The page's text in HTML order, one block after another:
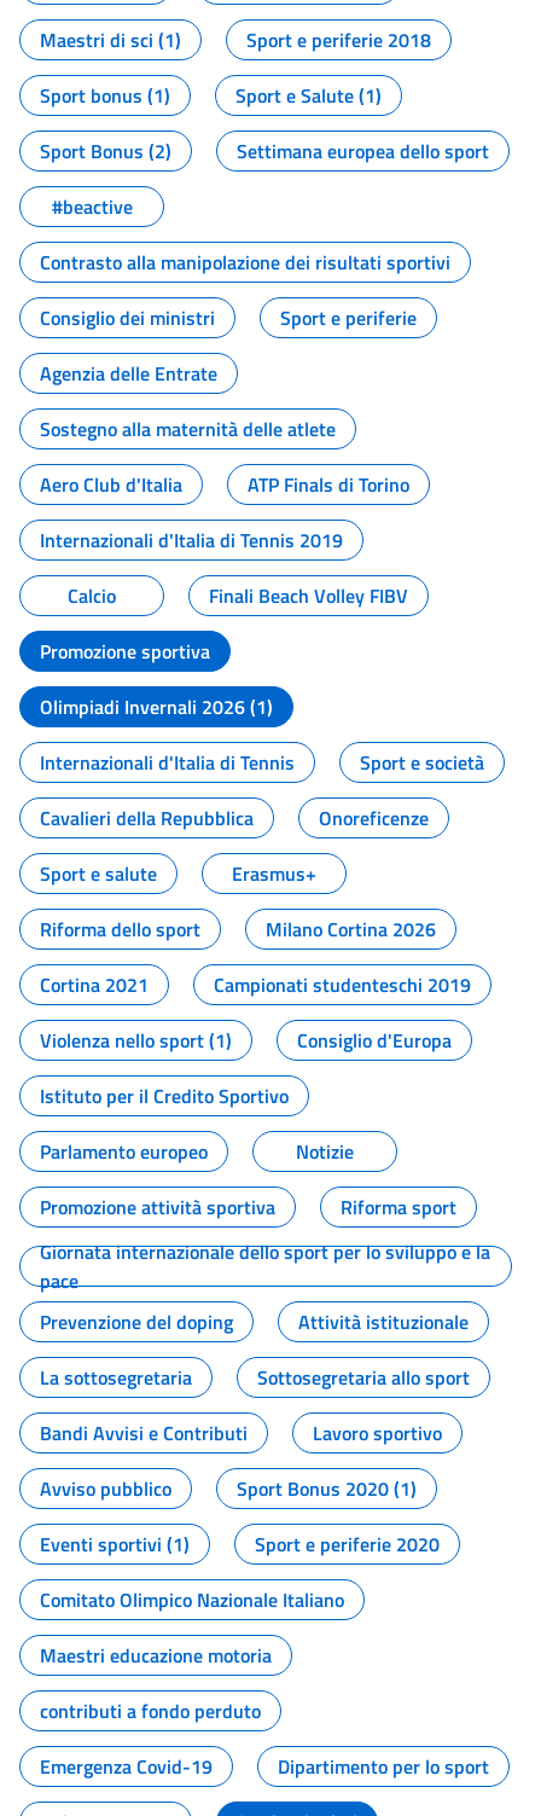
Maestri di sci (1)
Sport e periferie 2018
Sport bonus (1)
Sport e Salute (1)
Sport Bonus (2)
Settimana europea dello sport
#beactive
Contrasto alla manipolazione dei risultati sportivi
Consiglio dei ministri
Sport e periferie
Agenzia delle Entrate
Sostegno alla maternità delle atlete
Aero Club d'Italia
ATP Finals di Torino
Internazionali d'Italia di Tennis 2019
Calcio
Finali Beach Volley FIBV
Promozione sportiva
Olimpiadi Invernali 2026 (1)
Internazionali d'Italia di Tennis
Sport e società
Cavalieri della Repubblica
Onoreficenze
Sport e salute
Erasmus+
Riforma dello sport
Milano Cortina 2026
Cortina 2021
Campionati studenteschi 2019
Violenza nello sport (1)
Consiglio d'Europa
Istituto per il Credito Sportivo
Parlamento europeo
Notizie
Promozione attività sportiva
Riforma sport
Giornata internazionale dello sport per lo sviluppo e la
pace
Prevenzione del doping
Attività istituzionale
La sottosegretaria
Sottosegretaria allo sport
Bandi Avvisi e Contributi
Lavoro sportivo
Avviso pubblico
Sport Bonus 2020 (1)
Eventi sportivi (1)
Sport e periferie 2020
Comitato Olimpico Nazionale Italiano
Maestri educazione motoria
contributi a fondo perduto
Emergenza Covid-19
Dipartimento per lo sport